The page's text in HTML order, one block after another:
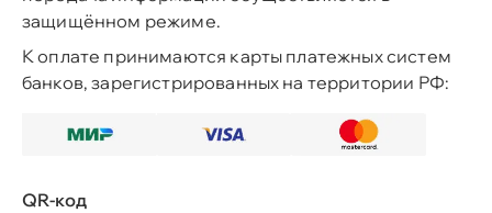
защищённом режиме.
К оплате принимаются карты платежных систем
банков, зарегистрированных на территории РФ:
QR-код